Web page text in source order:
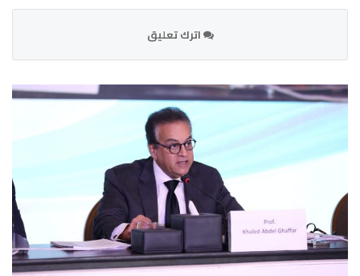
اترك تعليق